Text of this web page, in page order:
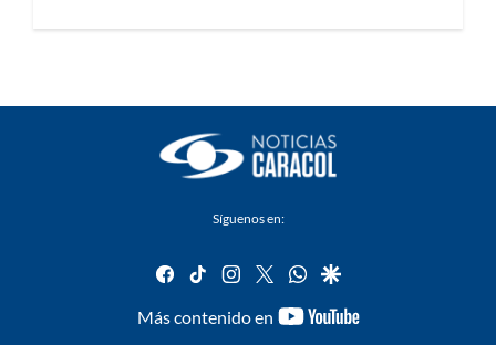
Síguenos en:
facebook
tiktok instagram
twitterwhatsapp
google
Más contenido en
youtube-